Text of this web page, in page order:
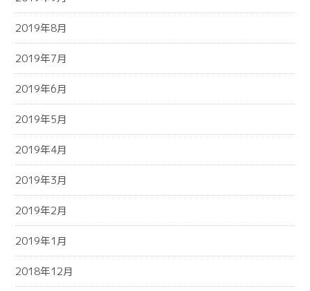
2019年8月
2019年7月
2019年6月
2019年5月
2019年4月
2019年3月
2019年2月
2019年1月
2018年12月